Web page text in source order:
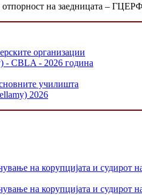
на заедницата –
организации
- CBLA - 2026 година
училишта
2026
на корупцијата и
на корупцијата и